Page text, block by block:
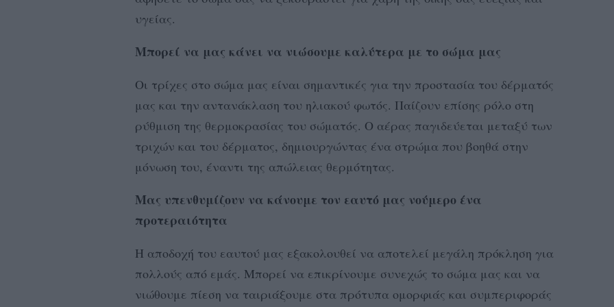
υγείας.
Μπορεί να μας κάνει να νιώσουμε καλύτερα με το σώμα μας
Οι τρίχες στο σώμα μας είναι σημαντικές για την προστασία του δέρματός
μας και την αντανάκλαση του ηλιακού φωτός. Παίζουν επίσης ρόλο στη
ρύθμιση της θερμοκρασίας του σώματός. Ο αέρας παγιδεύεται μεταξύ των
τριχών και του δέρματος, δημιουργώντας ένα στρώμα που βοηθά στην
μόνωση του, έναντι της απώλειας θερμότητας.
Μας υπενθυμίζουν να κάνουμε τον εαυτό μας νούμερο ένα
προτεραιότητα
Η αποδοχή του εαυτού μας εξακολουθεί να αποτελεί μεγάλη πρόκληση για
πολλούς από εμάς. Μπορεί να επικρίνουμε συνεχώς το σώμα μας και να
νιώθουμε πίεση να ταιριάξουμε στα πρότυπα ομορφιάς και συμπεριφοράς